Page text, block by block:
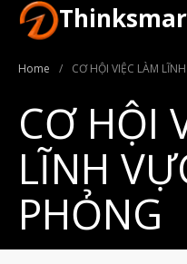
Home / CƠ HỘI VIỆC LÀM
CƠ HỘI
LĨNH
PHỎNG